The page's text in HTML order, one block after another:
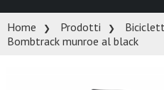
Home Prodotti
Bombtrack munroe al black